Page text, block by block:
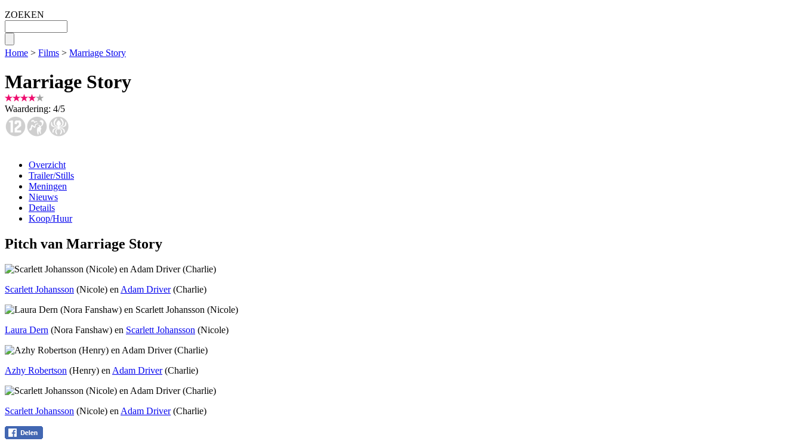
ZOEKEN
Home > Films > Marriage Story
Marriage Story
Waardering: 4/5
Overzicht
Trailer/Stills
Meningen
Nieuws
Details
Koop/Huur
Pitch van Marriage Story
Scarlett Johansson (Nicole) en Adam Driver(Charlie)
Laura Dern (Nora Fanshaw) en Scarlett Johansson (Nicole)
Azhy Robertson (Henry) en Adam Driver(Charlie)
Scarlett Johansson (Nicole) en Adam Driver(Charlie)